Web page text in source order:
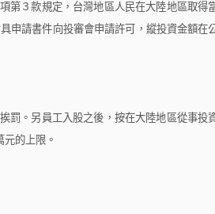
３款規定，台灣地區人民在大陸地區取得
申請書件向投審會申請許可，縱投資金額在
。另員工入股之後，按在大陸地區從事投
的上限。